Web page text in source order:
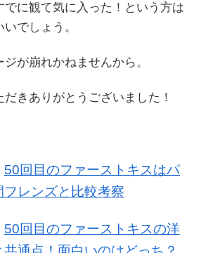
でに観て気に入った！という方は
でしょう。
が崩れかねませんから。
きありがとうございました！
50回目のファーストキスはパ
レンズと比較考察
50回目のファーストキスの洋